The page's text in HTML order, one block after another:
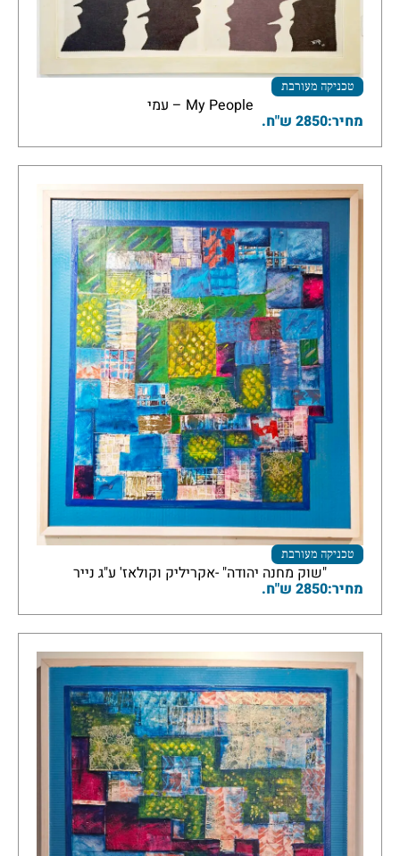
טכניקה מעורבת
My People – עמי
מחיר:2850 ש"ח.
טכניקה מעורבת
"שוק מחנה יהודה" -אקריליק וקולאז' ע"ג נייר
מחיר:2850 ש"ח.